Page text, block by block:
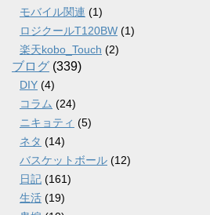
モバイル関連 (1)
ロジクールT120BW (1)
楽天kobo_Touch (2)
ブログ (339)
DIY (4)
コラム (24)
ニキョティ (5)
ネタ (14)
バスケットボール (12)
日記 (161)
生活 (19)